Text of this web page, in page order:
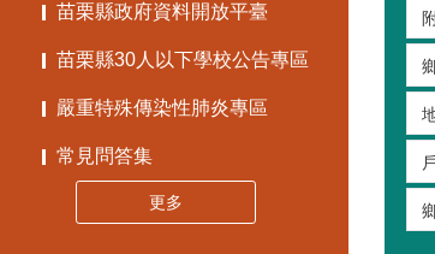
苗栗縣政府資料開放平臺
苗栗縣30人以下學校公告專區
嚴重特殊傳染性肺炎專區
常見問答集
更多